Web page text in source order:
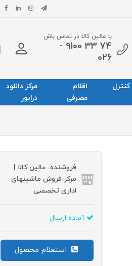
با عالین کالا در تماس باش
74 33 9100 -
026
اقلام
مصرفی
مرکز دانلود
درایور
فروشنده: عالین کالا |
مرکز فروش ماشینهای
اداری تخصصی
آماده ارسال